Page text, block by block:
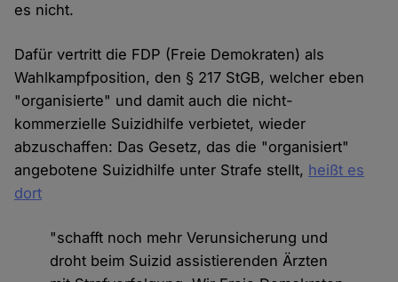
es nicht.
Dafür vertritt die FDP (Freie Demokraten) als
Wahlkampfposition, den § 217 StGB, welcher eben
"organisierte" und damit auch die nicht-
kommerzielle Suizidhilfe verbietet, wieder
abzuschaffen: Das Gesetz, das die "organisiert"
angebotene Suizidhilfe unter Strafe stellt, heißt es
dort
"schafft noch mehr Verunsicherung und
droht beim Suizid assistierenden Ärzten